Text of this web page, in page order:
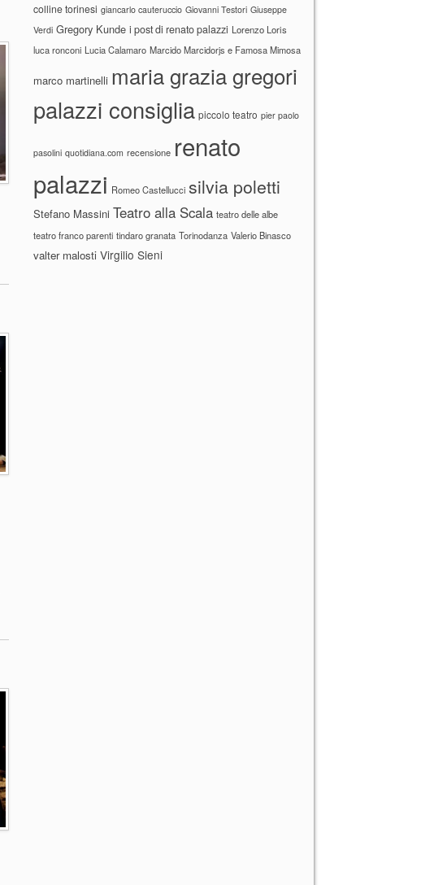
colline torinesi giancarlo cauteruccio Giovanni Testori Giuseppe
Verdi Gregory Kunde i post di renato palazzi Lorenzo Loris
luca ronconi Lucia Calamaro Marcido Marcidorjs e Famosa Mimosa
marco martinelli maria grazia gregori
palazzi consiglia piccolo teatro pier paolo
pasolini quotidiana.com recensione renato
palazzi Romeo Castellucci silvia poletti
Stefano Massini Teatro alla Scala teatro delle albe
teatro franco parenti tindaro granata Torinodanza Valerio Binasco
valter malosti Virgilio Sieni